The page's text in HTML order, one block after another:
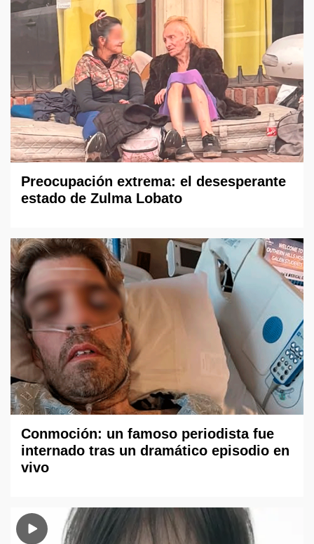
Preocupación extrema: el desesperante
estado de Zulma Lobato
Conmoción: un famoso periodista fue
internado tras un dramático episodio en
vivo